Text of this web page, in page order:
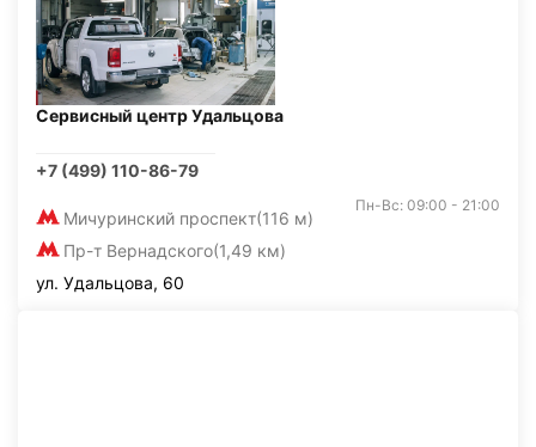
Сервисный центр Удальцова
+7 (499) 110-86-79
Мичуринский проспект(116 м)
Пр-т Вернадского(1,49 км)
Пн-Вс: 09:00 - 21:00
ул. Удальцова, 60